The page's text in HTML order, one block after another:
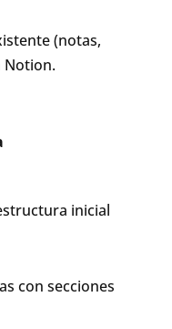
(notas,
Notion.
inicial
con secciones